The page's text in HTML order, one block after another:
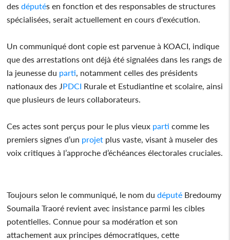
desdéputés en fonction et des responsables de structures
spécialisées, serait actuellement en cours d'exécution.
Un communiqué dont copie est parvenue à KOACI, indique
que des arrestations ont déjà été signalées dans les rangs de
la jeunesse du parti , notamment celles des présidents
nationaux des JPDCI Rurale et Estudiantine et scolaire, ainsi
que plusieurs de leurs collaborateurs.
Ces actes sont perçus pour le plus vieux parti comme les
premiers signes d’un projet plus vaste, visant à museler des
voix critiques à l’approche d’échéances électorales cruciales.
Toujours selon le communiqué, le nom dudéputé Bredoumy
Soumaila Traoré revient avec insistance parmi les cibles
potentielles. Connue pour sa modération et son
attachement aux principes démocratiques, cette